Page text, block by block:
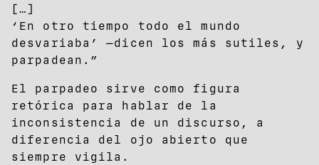
[…]
‘En otro tiempo todo el mundo
desvariaba’ —dicen los más sutiles, y
parpadean.”
El parpadeo sirve como figura
retórica para hablar de la
inconsistencia de un discurso, a
diferencia del ojo abierto que
siempre vigila.